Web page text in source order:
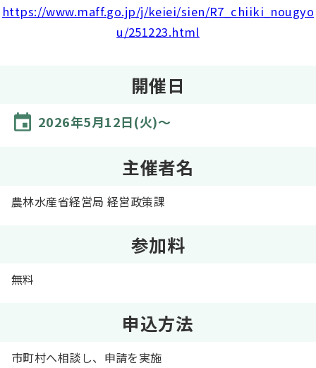
https://www.maff.go.jp/j/keiei/sien/R7_chiiki_nougyo
u/251223.html
開催日
2026年5月12日(火)～
主催者名
農林水産省経営局 経営政策課
参加料
無料
申込方法
市町村へ相談し、申請を実施